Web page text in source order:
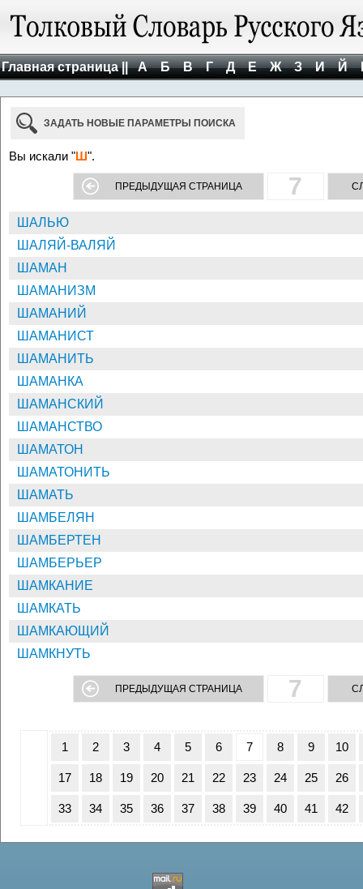
Главная страница || А Б В Г Д Е Ж З И Й
ЗАДАТЬ НОВЫЕ ПАРАМЕТРЫ ПОИСКА
Вы искали "Ш".
ПРЕДЫДУЩАЯ СТРАНИЦА 7
ШАЛЬЮ
ШАЛЯЙ-ВАЛЯЙ
ШАМАН
ШАМАНИЗМ
ШАМАНИЙ
ШАМАНИСТ
ШАМАНИТЬ
ШАМАНКА
ШАМАНСКИЙ
ШАМАНСТВО
ШАМАТОН
ШАМАТОНИТЬ
ШАМАТЬ
ШАМБЕЛЯН
ШАМБЕРТЕН
ШАМБЕРЬЕР
ШАМКАНИЕ
ШАМКАТЬ
ШАМКАЮЩИЙ
ШАМКНУТЬ
ПРЕДЫДУЩАЯ СТРАНИЦА 7
1 2 3 4 5 6 7 8 9 10
17 18 19 20 21 22 23 24 25 26
33 34 35 36 37 38 39 40 41 42